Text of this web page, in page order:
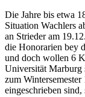
Die Jahre bis etwa
Situation Wachlers
an Strieder am
die Honorarien bey
und doch wollen 6
Universität Marburg
zum
eingeschrieben